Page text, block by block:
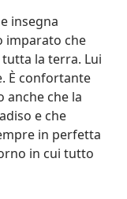
insegna
imparato che
tutta la terra. Lui
È confortante
anche che la
e che
in perfetta
in cui tutto